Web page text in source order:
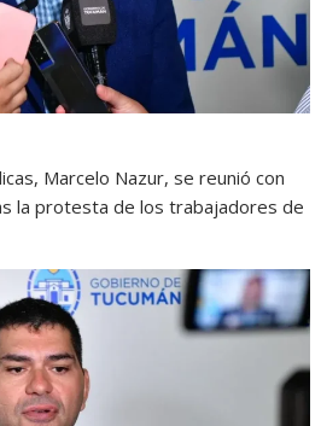
Marcelo Nazur, se reunió con
la protesta de los trabajadores de